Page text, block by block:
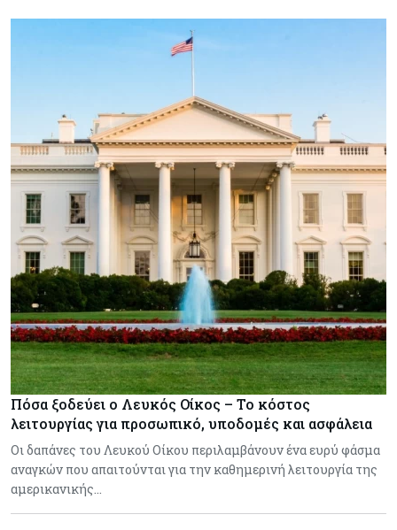
Πόσα ξοδεύει ο Λευκός Οίκος – Το κόστος
λειτουργίας για προσωπικό, υποδομές και ασφάλεια
Οι δαπάνες του Λευκού Οίκου περιλαμβάνουν ένα ευρύ φάσμα
αναγκών που απαιτούνται για την καθημερινή λειτουργία της
αμερικανικής…